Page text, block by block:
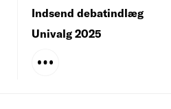
Indsend debatindlæg
Univalg 2025